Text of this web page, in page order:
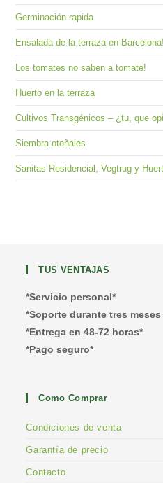
Germinación rapida
Ensalada de la terraza en Barcelona!
Los tomates no saben a tomate!
Huerto en la terraza
Cultivos Transgénicos – ¿tu, que
Siembra otoñales
Sanitas Residencial, Vegtrug y
TUS VENTAJAS
*Servicio personal*
*Soporte durante tres
*Entrega en 48-72 horas*
*Pago seguro*
Como Comprar
Condiciones de venta
Garantía de precio
Contacto